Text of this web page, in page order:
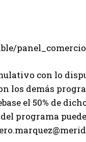
con lo
los demás
el 50% de
programa